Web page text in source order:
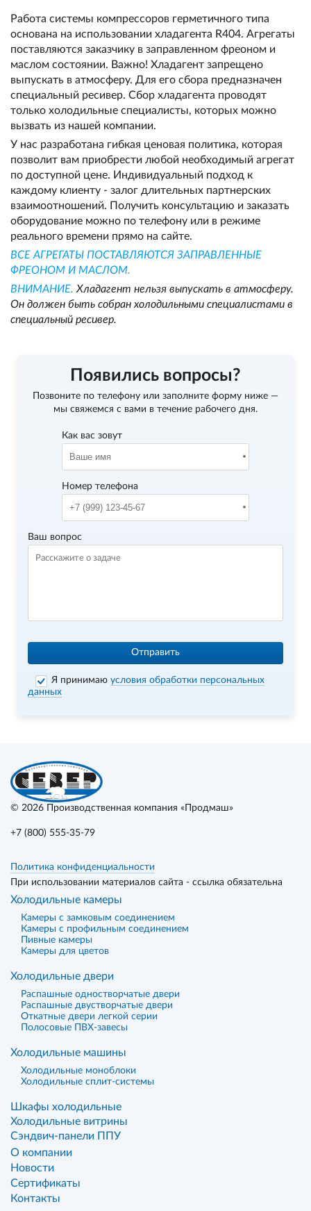
Работа системы компрессоров герметичного типа
основана на использовании хладагента R404. Агрегаты
поставляются заказчику в заправленном фреоном и
маслом состоянии. Важно! Хладагент запрещено
выпускать в атмосферу. Для его сбора предназначен
специальный ресивер. Сбор хладагента проводят
только холодильные специалисты, которых можно
вызвать из нашей компании.
У нас разработана гибкая ценовая политика, которая
позволит вам приобрести любой необходимый агрегат
по доступной цене. Индивидуальный подход к
каждому клиенту - залог длительных партнерских
взаимоотношений. Получить консультацию и заказать
оборудование можно по телефону или в режиме
реального времени прямо на сайте.
ВСЕ АГРЕГАТЫ ПОСТАВЛЯЮТСЯ ЗАПРАВЛЕННЫЕ
ФРЕОНОМ И МАСЛОМ.
ВНИМАНИЕ. Хладагент нельзя выпускать в атмосферу.
Он должен быть собран холодильными специалистами в
специальный ресивер.
Появились вопросы?
Позвоните по телефону или заполните форму ниже —
мы свяжемся с вами в течение рабочего дня.
Как вас зовут
Номер телефона
Ваш вопрос
Отправить
Я принимаюусловия обработки персональных
данных
© 2026 Производственная компания «Продмаш»
+7 (800) 555-35-79
Политика конфиденциальности
При использовании материалов сайта - ссылка обязательна
Холодильные камеры
Камеры с замковым соединением
Камеры с профильным соединением
Пивные камеры
Камеры для цветов
Холодильные двери
Распашные одностворчатые двери
Распашные двустворчатые двери
Откатные двери легкой серии
Полосовые ПВХ-завесы
Холодильные машины
Холодильные моноблоки
Холодильные сплит-системы
Шкафы холодильные
Холодильные витрины
Сэндвич-панели ППУ
О компании
Новости
Сертификаты
Контакты